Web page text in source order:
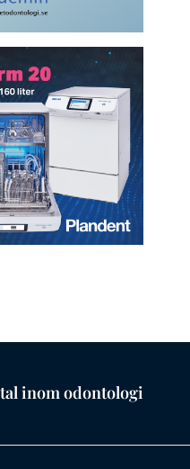
inom odontologi